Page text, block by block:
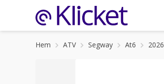
Hem ATV Segway At6 2026